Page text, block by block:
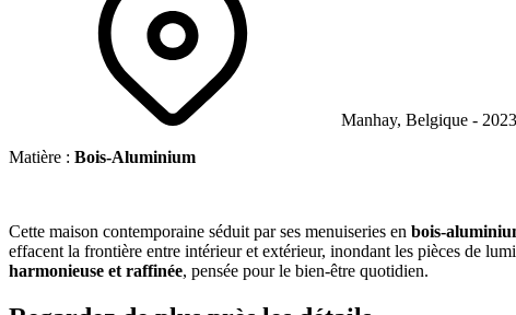
Manhay, Belgique - 2023
Matière : Bois-Aluminium
Cette maison contemporaine séduit par ses menuiseries en bois-
effacent la frontière entre intérieur et extérieur, inondant les pièces de
harmonieuse et raffinée, pensée pour le bien-être quotidien.